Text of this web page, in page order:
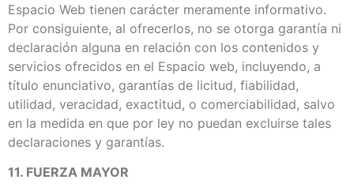
Espacio Web tienen carácter meramente informativo.
Por consiguiente, al ofrecerlos, no se otorga garantía ni
declaración alguna en relación con los contenidos y
servicios ofrecidos en el Espacio web, incluyendo, a
título enunciativo, garantías de licitud, fiabilidad,
utilidad, veracidad, exactitud, o comerciabilidad, salvo
en la medida en que por ley no puedan excluirse tales
declaraciones y garantías.
11. FUERZA MAYOR